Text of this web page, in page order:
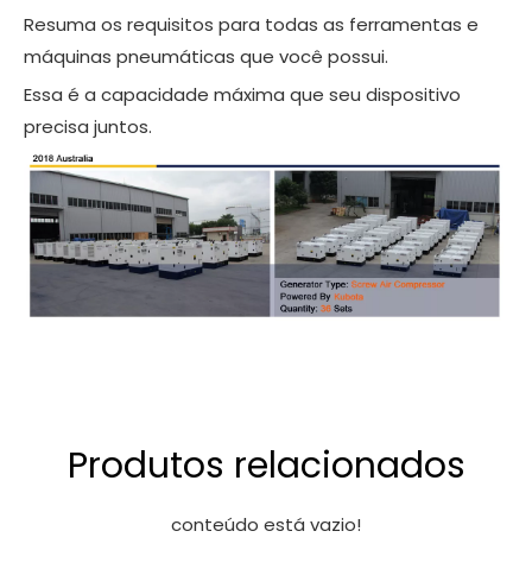
Resuma os requisitos para todas as ferramentas e
máquinas pneumáticas que você possui.
Essa é a capacidade máxima que seu dispositivo
precisa juntos.
Produtos relacionados
conteúdo está vazio!